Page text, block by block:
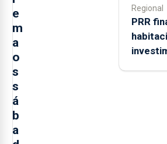
e
m
a
o
s
s
á
b
a
Regional
PRR